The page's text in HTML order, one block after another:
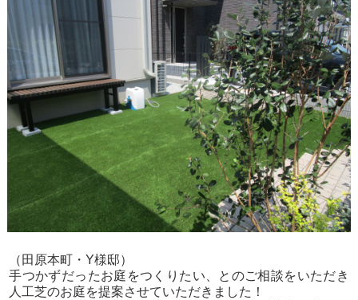
（田原本町・Y様邸）
手つかずだったお庭をつくりたい、とのご相談をいただき
人工芝のお庭を提案させていただきました！